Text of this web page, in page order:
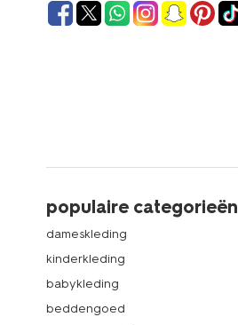
populaire categorieën
dameskleding
kinderkleding
babykleding
beddengoed